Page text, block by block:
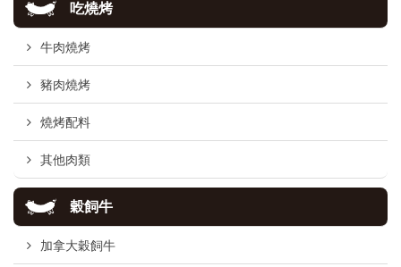
吃燒烤
牛肉燒烤
豬肉燒烤
燒烤配料
其他肉類
穀飼牛
加拿大穀飼牛